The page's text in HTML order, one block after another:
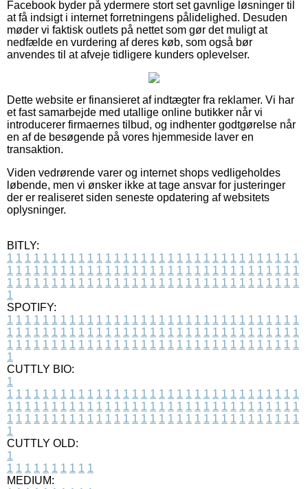
Facebook byder på ydermere stort set gavnlige løsninger til
at få indsigt i internet forretningens pålidelighed. Desuden
møder vi faktisk outlets på nettet som gør det muligt at
nedfælde en vurdering af deres køb, som også bør
anvendes til at afveje tidligere kunders oplevelser.
Dette website er finansieret af indtægter fra reklamer. Vi har
et fast samarbejde med utallige online butikker når vi
introducerer firmaernes tilbud, og indhenter godtgørelse når
en af de besøgende på vores hjemmeside laver en
transaktion.
Viden vedrørende varer og internet shops vedligeholdes
løbende, men vi ønsker ikke at tage ansvar for justeringer
der er realiseret siden seneste opdatering af websitets
oplysninger.
BITLY:
1 1 1 1 1 1 1 1 1 1 1 1 1 1 1 1 1 1 1 1 1 1 1 1 1 1 1 1 1 1 1 1 1
1 1 1 1 1 1 1 1 1 1 1 1 1 1 1 1 1 1 1 1 1 1 1 1 1 1 1 1 1 1 1 1 1
1 1 1 1 1 1 1 1 1 1 1 1 1 1 1 1 1 1 1 1 1 1 1 1 1 1 1 1 1 1 1 1 1
1
SPOTIFY:
1 1 1 1 1 1 1 1 1 1 1 1 1 1 1 1 1 1 1 1 1 1 1 1 1 1 1 1 1 1 1 1 1
1 1 1 1 1 1 1 1 1 1 1 1 1 1 1 1 1 1 1 1 1 1 1 1 1 1 1 1 1 1 1 1 1
1 1 1 1 1 1 1 1 1 1 1 1 1 1 1 1 1 1 1 1 1 1 1 1 1 1 1 1 1 1 1 1 1
1
CUTTLY BIO:
1
1 1 1 1 1 1 1 1 1 1 1 1 1 1 1 1 1 1 1 1 1 1 1 1 1 1 1 1 1 1 1 1 1
1 1 1 1 1 1 1 1 1 1 1 1 1 1 1 1 1 1 1 1 1 1 1 1 1 1 1 1 1 1 1 1 1
1 1 1 1 1 1 1 1 1 1 1 1 1 1 1 1 1 1 1 1 1 1 1 1 1 1 1 1 1 1 1 1 1
1
CUTTLY OLD:
1
1 1 1 1 1 1 1 1 1 1
MEDIUM: